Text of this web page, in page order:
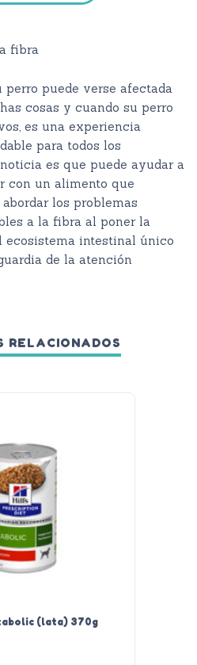
fibra
puede verse afectada
cosas y cuando su perro
es una experiencia
para todos los
es que puede ayudar a
con un alimento que
los problemas
a la fibra al poner la
ecosistema intestinal único
de la atención
RELACIONADOS
(lata) 370g